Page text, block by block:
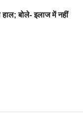
हाल; बोले- इलाज में नहीं